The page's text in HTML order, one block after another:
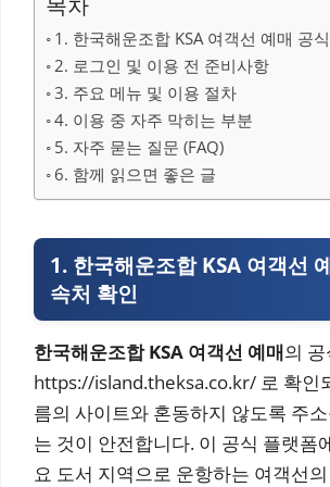
1. 한국해운조합 KSA 여객선 예매 공
2. 로그인 및 이용 전 준비사항
3. 주요 메뉴 및 이용 절차
4. 이용 중 자주 막히는 부분
5. 자주 묻는 질문 (FAQ)
6. 함께 읽으면 좋은 글
1. 한국해운조합 KSA 여객선
속처 확인
한국해운조합 KSA 여객선 예매의
https://island.theksa.co.kr/ 로 확인
름의 사이트와 혼동하지 않도록 주
는 것이 안전합니다. 이 공식 플랫폼
요 도서 지역으로 운항하는 여객선